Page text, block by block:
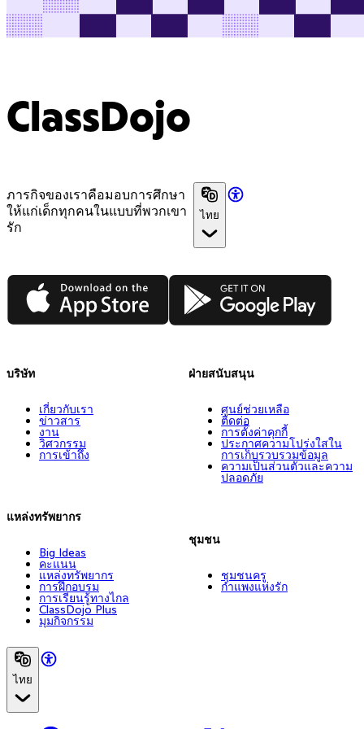
ClassDojo
ภารกิจของเราคือมอบการศึกษา
ให้แก่เด็กทุกคนในแบบที่พวกเขา
รัก
ไทย
App Store Google Play
บริษัท
เกี่ยวกับเรา
ข่าวสาร
งาน
วิศวกรรม
การเข้าถึง
แหล่งทรัพยากร
Big Ideas
คะแนน
แหล่งทรัพยากร
การฝึกอบรม
การเรียนรู้ทางไกล
ClassDojo Plus
มุมกิจกรรม
ฝ่ายสนับสนุน
ศูนย์ช่วยเหลือ
ติดต่อ
การตั้งค่าคุกกี้
ประกาศความโปร่งใสใน
การเก็บรวบรวมข้อมูล
ความเป็นส่วนตัวและความ
ปลอดภัย
ชุมชน
ชุมชนครู
กำแพงแห่งรัก
ไทย